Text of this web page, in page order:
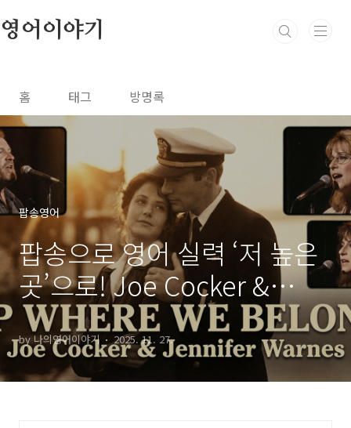
영어이야기
홈 태그 방명록
팝송영어
팝송으로 영어 실력 ‘저 높은
곳’으로! Joe Cocker &
Jennifer Warnes의 "Up
Where We Belong" 완전 정
복
by 나의영어이야기 2025. 11. 27.